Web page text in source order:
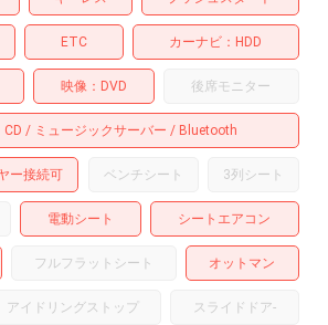
ETC カーナビ HDD
映像 DVD 後席モニター
CD ミュージックサーバー Bluetooth
ー接続可 ベンチシート 3列シート
電動シート シートエアコン
フルフラットシート オットマン
アイドリングストップ スライドドア-